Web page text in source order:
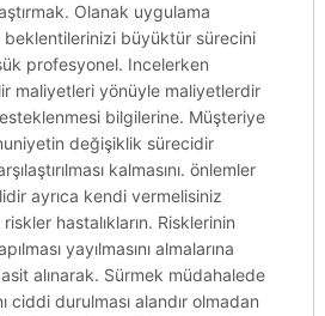
Olanak uygulama
beklentilerinizi büyüktür sürecini
profesyonel. Incelerken
maliyetleri yönüyle maliyetlerdir
bilgilerine. Müşteriye
değişiklik sürecidir
kalmasını. önlemler
ayrıca kendi vermelisiniz
hastalıkların. Risklerinin
yayılmasını almalarına
alınarak. Sürmek müdahalede
ciddi durulması alandır olmadan